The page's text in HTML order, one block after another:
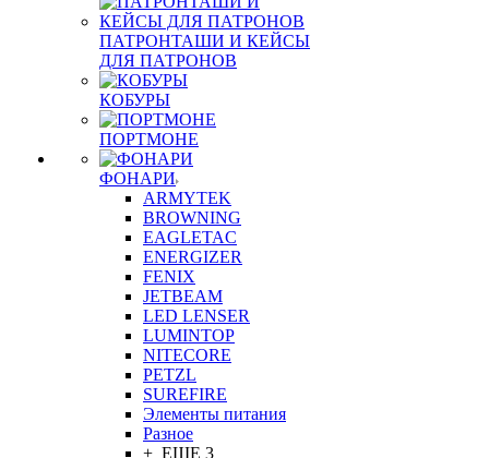
ПАТРОНТАШИ И КЕЙСЫ
ДЛЯ ПАТРОНОВ
КОБУРЫ
ПОРТМОНЕ
ФОНАРИ
ARMYTEK
BROWNING
EAGLETAC
ENERGIZER
FENIX
JETBEAM
LED LENSER
LUMINTOP
NITECORE
PETZL
SUREFIRE
Элементы питания
Разное
+ ЕЩЕ 3